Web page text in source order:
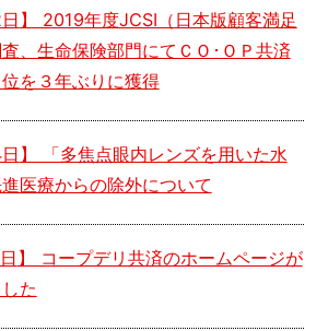
】 2019年度JCSI（日本版顧客満足
、生命保険部門にてＣＯ･ＯＰ共済
を３年ぶりに獲得
】 「多焦点眼内レンズを用いた水
医療からの除外について
】 コープデリ共済のホームページが
た